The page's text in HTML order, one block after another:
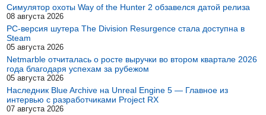
Симулятор охоты Way of the Hunter 2 обзавелся датой релиза
08 августа 2026
PC-версия шутера The Division Resurgence стала доступна в
Steam
05 августа 2026
Netmarble отчиталась о росте выручки во втором квартале 2026
года благодаря успехам за рубежом
05 августа 2026
Наследник Blue Archive на Unreal Engine 5 — Главное из
интервью с разработчиками Project RX
07 августа 2026